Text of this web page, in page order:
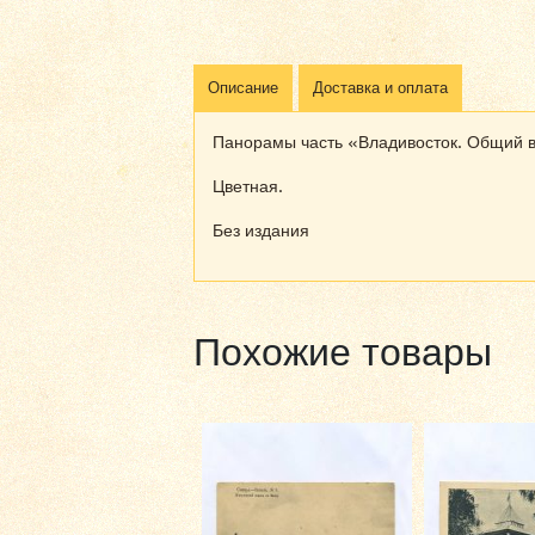
Описание Доставка и оплата
Панорамы часть «Владивосток. Общий
Цветная.
Без издания
Похожие товары